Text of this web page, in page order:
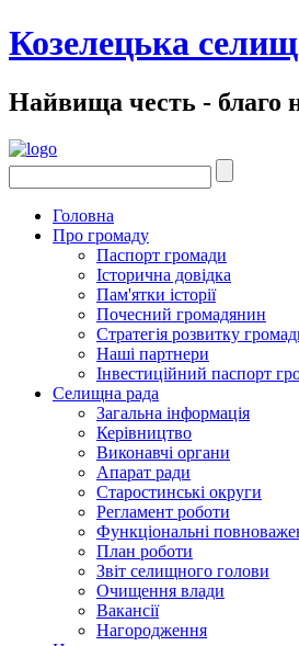
Козелецька
Найвища честь - благо
Головна
Про громаду
Паспорт громади
Історична довідка
Пам'ятки історії
Почесний громадянин
Стратегія розвитку
Наші партнери
Інвестиційний паспорт
Селищна рада
Загальна інформація
Керівництво
Виконавчі органи
Апарат ради
Старостинські округи
Регламент роботи
Функціональні
План роботи
Звіт селищного голови
Очищення влади
Вакансії
Нагородження